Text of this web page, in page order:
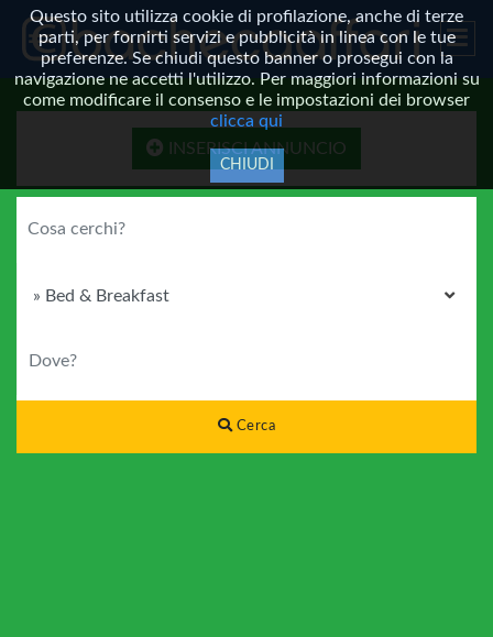
Questo sito utilizza cookie di profilazione, anche di terze
parti, per fornirti servizi e pubblicità in linea con le tue
preferenze. Se chiudi questo banner o prosegui con la
navigazione ne accetti l'utilizzo. Per maggiori informazioni su
come modificare il consenso e le impostazioni dei browser
clicca qui
CHIUDI
INSERISCI ANNUNCIO
Cerca